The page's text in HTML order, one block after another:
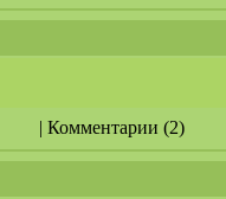
| Комментарии (2)